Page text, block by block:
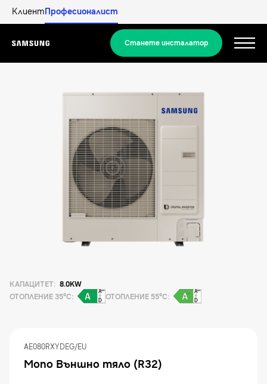
Клиент Професионалист
Menu
Станете инсталатор
Продукти
Продукти (b2b)
Нашите решения
Решения за климатизация
РЕШЕНИЯ ЗА ЖИЛИЩНИ СГРАДИ
Професионалисти
КАПАЦИТЕТ: 8.0KW
ОТОПЛЕНИЕ 35°C: ОТОПЛЕНИЕ 55°C:
Mono Външно тяло (R32)
AE080RXYDEG/EU